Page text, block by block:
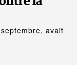
avait